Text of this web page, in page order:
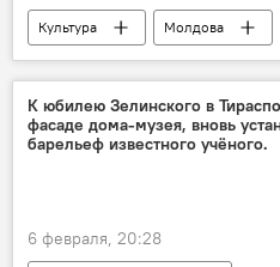
Культура Молдова
Николай Зелинский
К юбилею Зелинского в
фасаде дома-музея, вновь
барельеф известного учёного.
6 февраля, 20:28